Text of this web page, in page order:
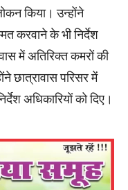
किया। उन्होंने
करवाने के भी निर्देश
में अतिरिक्त कमरों की
छात्रावास परिसर में
अधिकारियों को दिए।